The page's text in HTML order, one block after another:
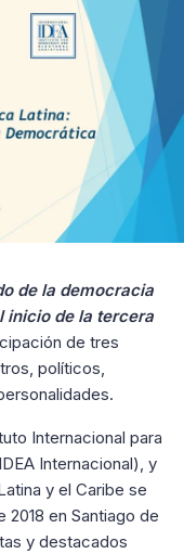
de la democracia
inicio de la tercera
de tres
políticos,
Internacional para
Internacional), y
y el Caribe se
en Santiago de
y destacados